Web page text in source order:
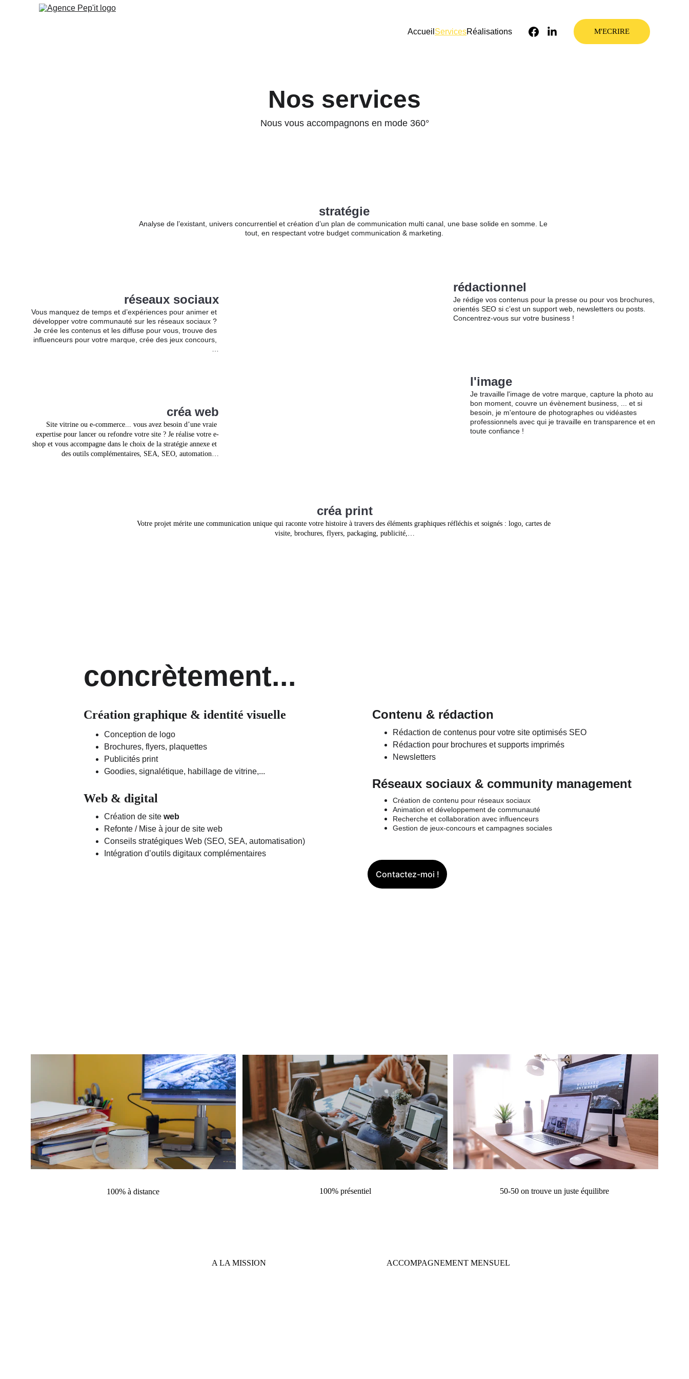
Accueil ServicesRéalisations M'ECRIRE
Nos services
Nous vous accompagnons en mode 360°
stratégie
Analyse de l’existant, univers concurrentiel et création d’un plan de communication multi canal, une base solide en somme. Le
tout, en respectant votre budget communication & marketing.
rédactionnel
Je rédige vos contenus pour la presse ou pour vos brochures,
orientés SEO si c’est un support web, newsletters ou posts.
Concentrez-vous sur votre business !
réseaux sociaux
Vous manquez de temps et d’expériences pour animer et
développer votre communauté sur les réseaux sociaux ?
Je crée les contenus et les diffuse pour vous, trouve des
influenceurs pour votre marque, crée des jeux concours,
créa print
Votre projet mérite une communication unique qui raconte votre histoire à travers des éléments graphiques réfléchis et soignés : logo, cartes de
visite, brochures, flyers, packaging, publicité,…
l'image
Je travaille l'image de votre marque, capture la photo au
bon moment, couvre un évènement business, ... et si
besoin, je m'entoure de photographes ou vidéastes
professionnels avec qui je travaille en transparence et en
toute confiance !
créa web
Site vitrine ou e-commerce... vous avez besoin d’une vraie
expertise pour lancer ou refondre votre site ? Je réalise votre e-
shop et vous accompagne dans le choix de la stratégie annexe et
des outils complémentaires, SEA, SEO, automation…
concrètement...
Création graphique & identité visuelle
Conception de logo
Brochures, flyers, plaquettes
Publicités print
Goodies, signalétique, habillage de vitrine,...
Web & digital
Création de site web
Refonte / Mise à jour de site web
Conseils stratégiques Web (SEO, SEA, automatisation)
Intégration d’outils digitaux complémentaires
Contactez-moi !
Contenu & rédaction
Rédaction de contenus pour votre site optimisés SEO
Rédaction pour brochures et supports imprimés
Newsletters
Réseaux sociaux & community management
Création de contenu pour réseaux sociaux
Animation et développement de communauté
Recherche et collaboration avec influenceurs
Gestion de jeux-concours et campagnes sociales
100% à distance 100% présentiel 50-50 on trouve un juste équilibre
A LA MISSION ACCOMPAGNEMENT MENSUEL